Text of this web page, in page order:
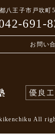
八王子市戸吹町
691-
お問い
All